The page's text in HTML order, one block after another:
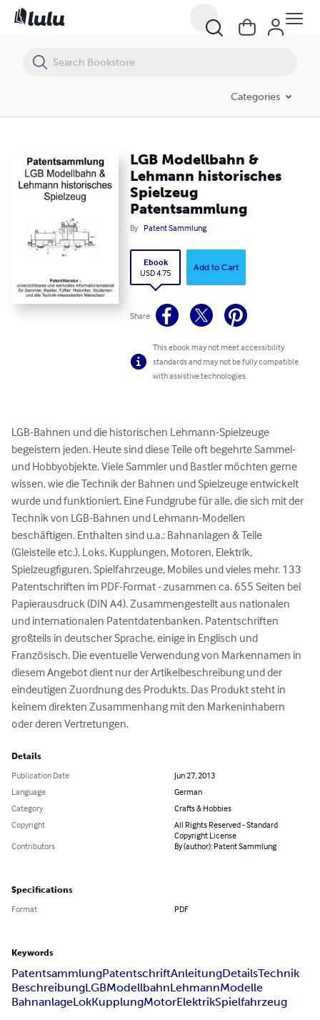
Categories
LGB Modellbahn &
Lehmann historisches
Spielzeug
Patentsammlung
By Patent Sammlung
Ebook
USD 4.75
Add to Cart
Share
This ebook may not meet accessibility
standards and may not be fully compatible
with assistive technologies.
LGB-Bahnen und die historischen Lehmann-Spielzeuge
begeistern jeden. Heute sind diese Teile oft begehrte Sammel-
und Hobbyobjekte. Viele Sammler und Bastler möchten gerne
wissen, wie die Technik der Bahnen und Spielzeuge entwickelt
wurde und funktioniert. Eine Fundgrube für alle, die sich mit der
Technik von LGB-Bahnen und Lehmann-Modellen
beschäftigen. Enthalten sind u.a.: Bahnanlagen & Teile
(Gleisteile etc.), Loks, Kupplungen, Motoren, Elektrik,
Spielzeugfiguren, Spielfahrzeuge, Mobiles und vieles mehr. 133
Patentschriften im PDF-Format - zusammen ca. 655 Seiten bei
Papierausdruck (DIN A4). Zusammengestellt aus nationalen
und internationalen Patentdatenbanken. Patentschriften
großteils in deutscher Sprache, einige in Englisch und
Französisch. Die eventuelle Verwendung von Markennamen in
diesem Angebot dient nur der Artikelbeschreibung und der
eindeutigen Zuordnung des Produkts. Das Produkt steht in
keinem direkten Zusammenhang mit den Markeninhabern
oder deren Vertretungen.
Details
Publication Date
Jun 27, 2013
Language
German
Category
Crafts & Hobbies
Copyright
All Rights Reserved - Standard
Copyright License
Contributors
By (author): Patent Sammlung
Specifications
Format PDF
Keywords
PatentsammlungPatentschriftAnleitungDetailsTechnik
BeschreibungLGBModellbahnLehmannModelle
BahnanlageLokKupplungMotorElektrikSpielfahrzeug
LGB Modellbahn & Lehmann historisches Spielzeug